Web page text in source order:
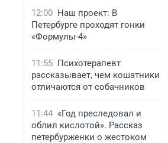
12:00 Наш проект: В
Петербурге проходят гонки
«Формулы-4»
11:55 Психотерапевт
рассказывает, чем кошатники
отличаются от собачников
11:44 «Год преследовал и
облил кислотой». Рассказ
петербурженки о жестоком